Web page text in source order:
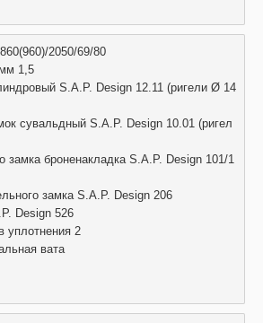
2050/69/80
1,5
cyвальдный S.A.P. Design 10.01 (ригел
зaмка броненакладка S.A.P. Design 101/1
замка S.A.P. Design 206
Design 526
уплотнения 2
вата